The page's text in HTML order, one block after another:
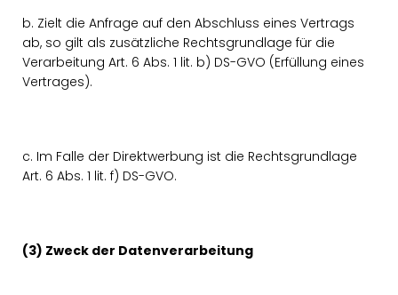
b. Zielt die Anfrage auf den Abschluss eines Vertrags
ab, so gilt als zusätzliche Rechtsgrundlage für die
Verarbeitung Art. 6 Abs. 1 lit. b) DS-GVO (Erfüllung eines
Vertrages).
c. Im Falle der Direktwerbung ist die Rechtsgrundlage
Art. 6 Abs. 1 lit. f) DS-GVO.
(3) Zweck der Datenverarbeitung